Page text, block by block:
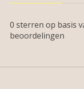
0 sterren op basis
beoordelingen